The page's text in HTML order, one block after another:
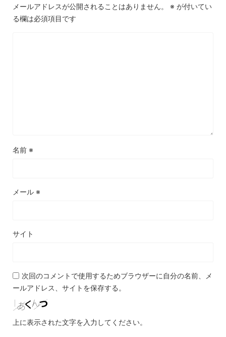
メールアドレスが公開されることはありません。 ※ が付いてい
る欄は必須項目です
名前 ※
メール ※
サイト
次回のコメントで使用するためブラウザーに自分の名前、メ
ールアドレス、サイトを保存する。
上に表示された文字を入力してください。